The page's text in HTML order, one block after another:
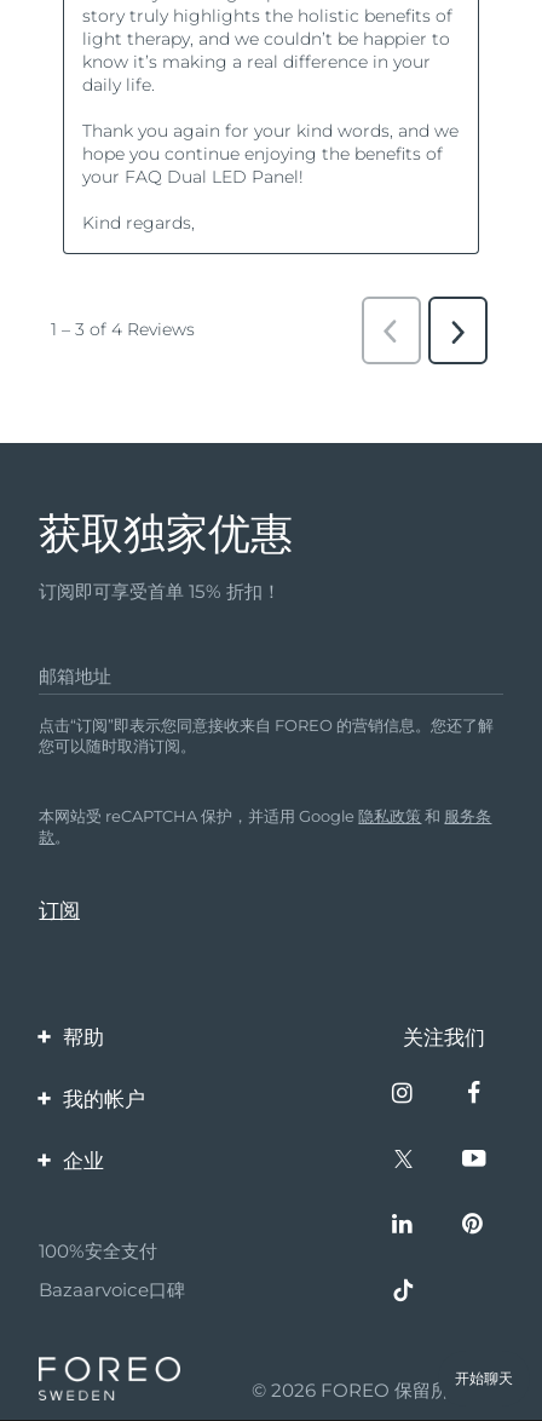
获取独家优惠
订阅即可享受首单 15% 折扣！
邮箱地址
点击“订阅”即表示您同意接收来自 FOREO 的营销信息。您还了解
您可以随时取消订阅。
本网站受 reCAPTCHA 保护，并适用 Google隐私政策 和 服务条
款。
帮助
联系我们
关注我们
我的帐户
产品注册
企业
伙伴计划
联盟新闻
成为合作伙伴
100%安全支付
Bazaarvoice口碑
© 2026 FOREO 保留所有权利
开始聊天